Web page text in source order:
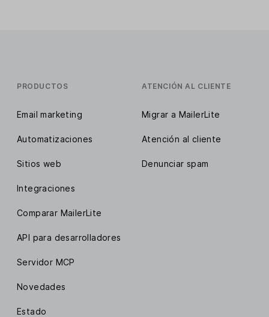
PRODUCTOS
Email marketing
Automatizaciones
Sitios web
Integraciones
Comparar MailerLite
API para desarrolladores
Servidor MCP
Novedades
Estado
ATENCIÓN AL CLIENTE
Migrar a MailerLite
Atención al cliente
Denunciar spam